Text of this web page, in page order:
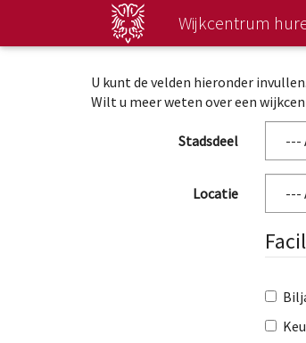
naar
Wijkcentrum
U kunt de velden hieronder
Wilt u meer weten over een
Stadsdeel
Locatie